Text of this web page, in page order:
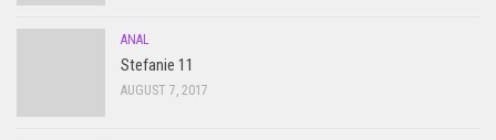
ANAL
Stefanie 11
AUGUST 7, 2017